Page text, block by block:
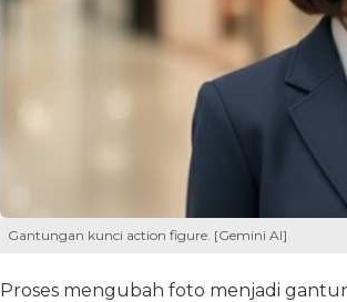
Gantungan kunci action figure. [Gemini AI]
Proses mengubah foto menjadi